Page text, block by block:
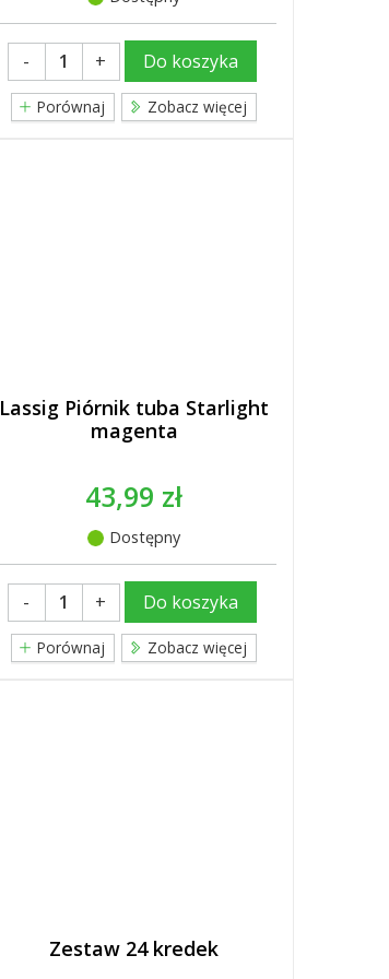
- + Do koszyka
Porównaj Zobacz więcej
Lassig Piórnik tuba Starlight
magenta
43,99 zł
Dostępny
- + Do koszyka
Porównaj Zobacz więcej
Zestaw 24 kredek